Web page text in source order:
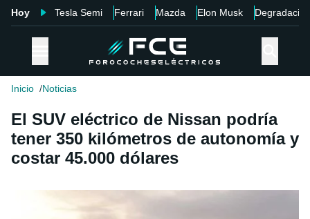
Hoy Tesla Semi Ferrari Mazda Elon Musk Degradación
Inicio Noticias
El SUV eléctrico de Nissan podría
tener 350 kilómetros de autonomía y
costar 45.000 dólares